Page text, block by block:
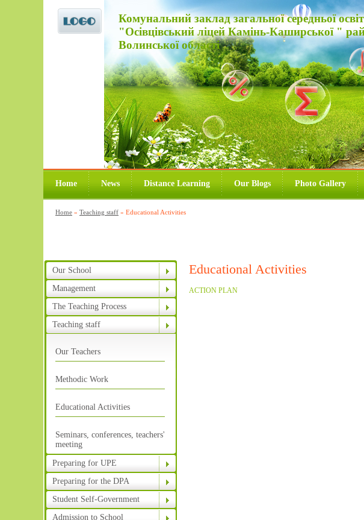
Комунальний заклад загальної середньої
"Осівцівський ліцей Камінь-Каширської "
Волинської області
Home News Distance Learning Our Blogs Photo Gallery
Home » Teaching staff » Educational Activities
Our School
Management
The Teaching Process
Teaching staff
Our Teachers
Methodic Work
Educational Activities
Seminars, conferences, teachers'
meeting
Preparing for UPE
Preparing for the DPA
Student Self-Government
Admission to School
Educational Activities
ACTION PLAN